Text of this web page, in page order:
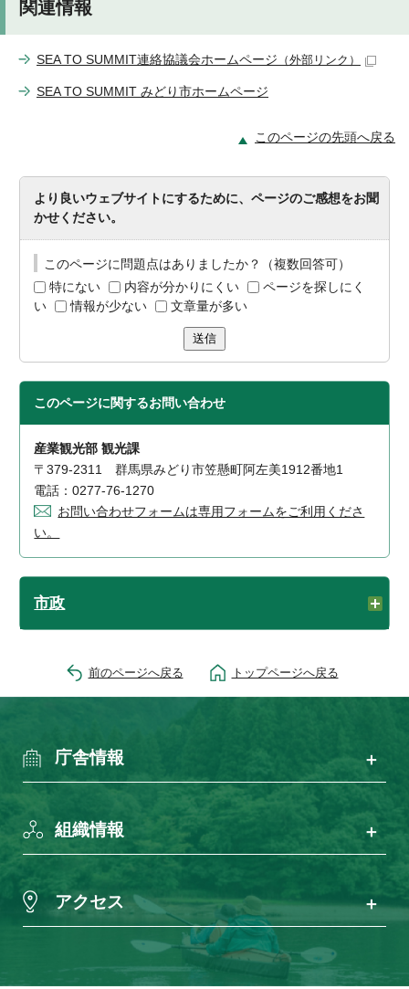
関連情報
SEA TO SUMMIT連絡協議会ホームページ （外部リンク）
SEA TO SUMMIT みどり市ホームページ
このページの先頭へ戻る
より良いウェブサイトにするために、ページのご感想をお聞
かせください。
このページに問題点はありましたか？（複数回答可）
特にない
内容が分かりにくい
ページを探しにく
い
情報が少ない 文章量が多い
送信
このページに関するお問い合わせ
産業観光部 観光課
〒379-2311 群馬県みどり市笠懸町阿左美1912番地1
電話：0277-76-1270
お問い合わせフォームは専用フォームをご利用くださ
い。
市政
前のページへ戻る トップページへ戻る
庁舎情報
組織情報
アクセス